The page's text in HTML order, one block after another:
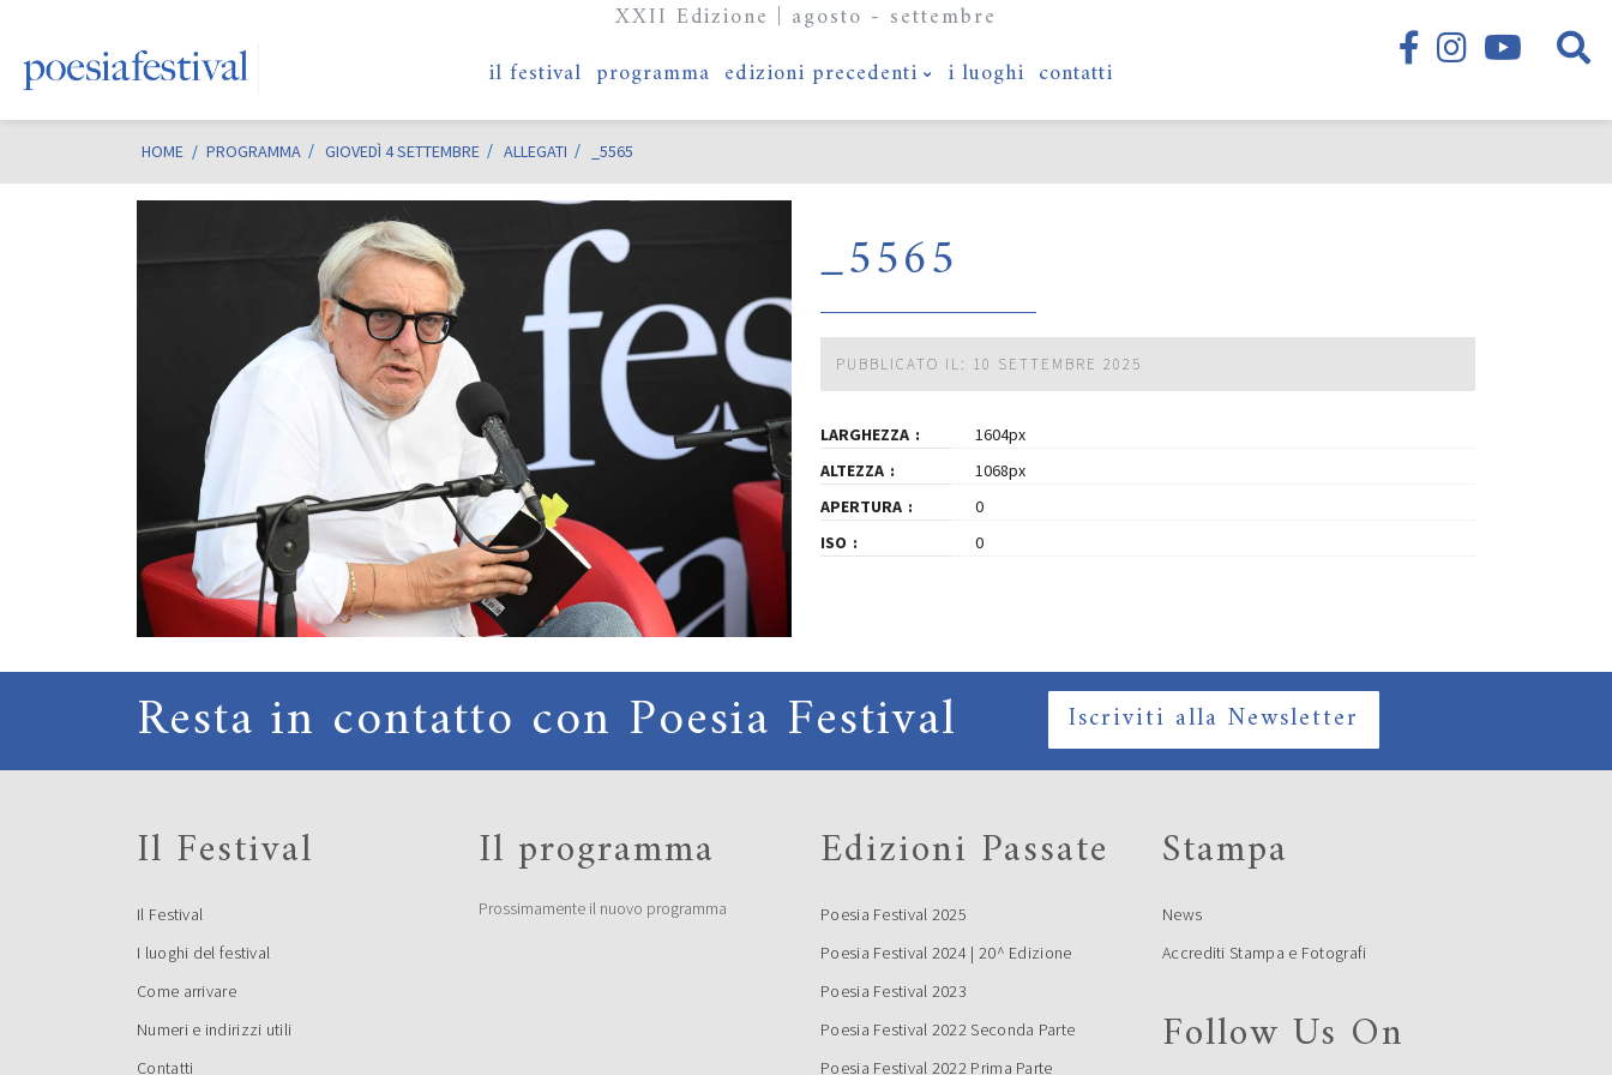
XXII Edizione | agosto - settembre
il festival programma edizioni precedenti i luoghi contatti
HOME / PROGRAMMA GIOVEDÌ 4 SETTEMBRE ALLEGATI _5565
_5565
PUBBLICATO IL: 10 SETTEMBRE 2025
LARGHEZZA
1604px
ALTEZZA
1068px
APERTURA
0
ISO
0
Resta in contatto con Poesia Festival Iscriviti alla Newsletter
Il Festival
Il Festival
I luoghi del festival
Come arrivare
Numeri e indirizzi utili
Contatti
Il programma
Prossimamente il nuovo programma
Edizioni Passate
Poesia Festival 2025
Poesia Festival 2024 | 20^ Edizione
Poesia Festival 2023
Poesia Festival 2022 Seconda Parte
Poesia Festival 2022 Prima Parte
Stampa
News
Accrediti Stampa e Fotografi
Follow Us On